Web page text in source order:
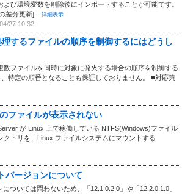
び環境変数を削除後にインポートすることが可能です。
差分更新]...
詳細表示
27 10:32
するファイルの順序を制御するにはどうし
ファイルを同時に対象に発火する場合の順序を制御する
特定の順番となることも保証しておりません。 ■対応策
ファイルが表示されない
が Linux 上で稼働している NTFS(Windows)ファイル
トリを、Linux ファイルシステムにマウントする
バージョンについて
ついては問わないため、「12.1.0.2.0」や「12.2.0.1.0」